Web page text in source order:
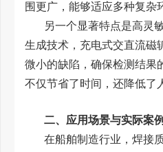
围更广，能够适应多种复杂
另一个显著特点是高灵
生成技术，充电式交直流磁
微小的缺陷，确保检测结果
不仅节省了时间，还降低了
二、应用场景与实际案例
在船舶制造行业，焊接